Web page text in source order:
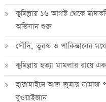
কুমিল্লায় ১৬ আগস্ট থেকে
অভিযান শুরু
সৌদি, তুরস্ক ও পাকিস্তানের
কুমিল্লায় হত্যা মামলার রায়ে
হারামাইনে আজ জুমার নামাজ
বুওয়াইজান